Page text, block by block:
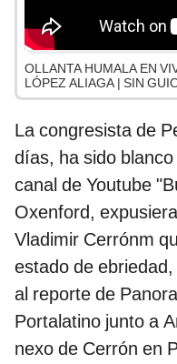
OLLANTA HUMALA EN
LÓPEZ ALIAGA | SIN
La congresista de
días, ha sido
canal de Youtube
Oxenford,
Vladimir Cerrónm
estado de
al reporte de
Portalatino junto a
nexo de Cerrón en